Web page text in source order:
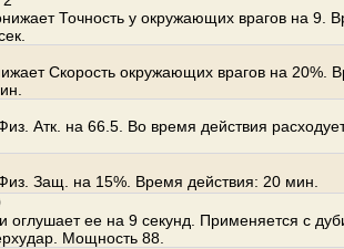
Точность у окружающих врагов на 9.
Скорость окружающих врагов на 20%.
Атк. на 66.5. Во время действия
Защ. на 15%. Время действия: 20 мин.
оглушает ее на 9 секунд. Применяется с
Мощность 88.